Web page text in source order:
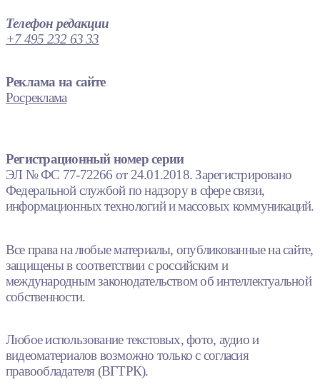
Телефон редакции
+7 495 232 63 33
Реклама на сайте
Росреклама
Регистрационный номер серии
ЭЛ № ФС 77-72266 от 24.01.2018. Зарегистрировано
Федеральной службой по надзору в сфере связи,
информационных технологий и массовых коммуникаций.
Все права на любые материалы, опубликованные на сайте,
защищены в соответствии с российским и
международным законодательством об интеллектуальной
собственности.
Любое использование текстовых, фото, аудио и
видеоматериалов возможно только с согласия
правообладателя (ВГТРК).